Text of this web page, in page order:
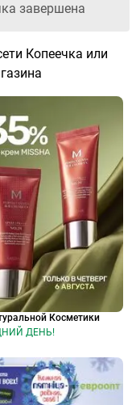
завершена
Копеечка или
Косметики
ДЕНЬ!